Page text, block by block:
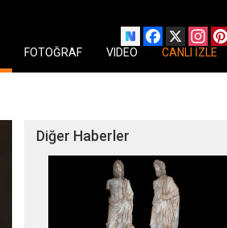
Facebook
X
FOTOĞRAF VIDEO CANLI İZLE
Diğer Haberler